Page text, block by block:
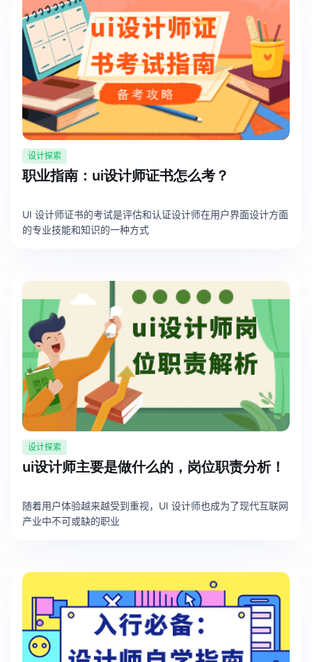
设计探索
职业指南：ui设计师证书怎么考？
UI 设计师证书的考试是评估和认证设计师在用户界面设计方面
的专业技能和知识的一种方式
设计探索
ui设计师主要是做什么的，岗位职责分析！
随着用户体验越来越受到重视，UI 设计师也成为了现代互联网
产业中不可或缺的职业